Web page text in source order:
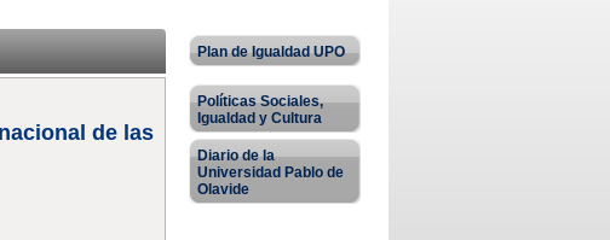
de las
Plan de Igualdad UPO
Políticas Sociales,
Igualdad y Cultura
Diario de la
Universidad Pablo de
Olavide